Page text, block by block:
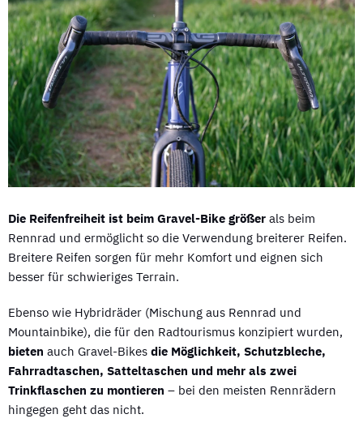
Die Reifenfreiheit ist beim Gravel-Bike größer als beim
Rennrad und ermöglicht so die Verwendung breiterer Reifen.
Breitere Reifen sorgen für mehr Komfort und eignen sich
besser für schwieriges Terrain.
Ebenso wie Hybridräder (Mischung aus Rennrad und
Mountainbike), die für den Radtourismus konzipiert wurden,
bieten auch Gravel-Bikes die Möglichkeit, Schutzbleche,
Fahrradtaschen, Satteltaschen und mehr als zwei
Trinkflaschen zu montieren – bei den meisten Rennrädern
hingegen geht das nicht.